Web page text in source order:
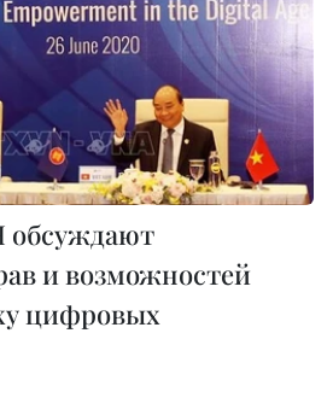
и возможностей
цифровых